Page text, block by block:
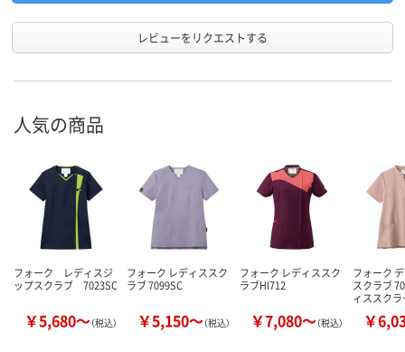
レビューをリクエストする
人気の商品
フォーク レディスジ
ップスクラブ 7023SC
￥5,680～（税込）
フォーク レディススク
ラブ 7099SC
￥5,150～（税込）
フォーク レディススク
ラブHI712
￥7,080～（税込）
フォーク
スクラブ
ィススク
￥